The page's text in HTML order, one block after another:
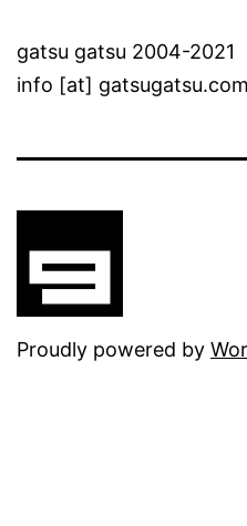
gatsu gatsu 2004-2021
info [at] gatsugatsu.com
Proudly powered by